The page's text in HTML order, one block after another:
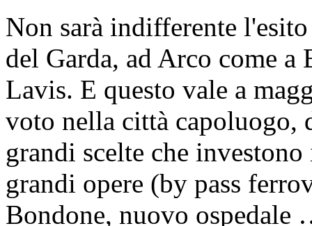
Non sarà indifferente
del Garda, ad Arco come a
Lavis. E questo vale a
voto nella città capoluogo,
grandi scelte che
grandi opere (by pass
Bondone, nuovo